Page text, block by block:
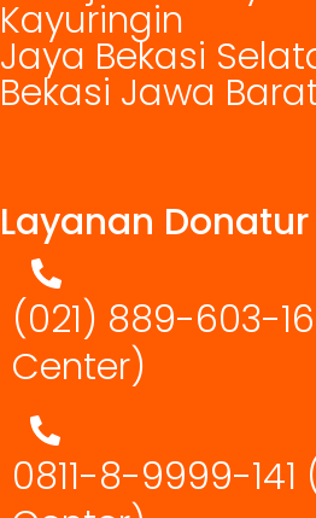
Kayuringin
Jaya Bekasi
Bekasi Jawa Barat
Layanan Donatur
(021) 889-603-16
Center)
0811-8-9999-141